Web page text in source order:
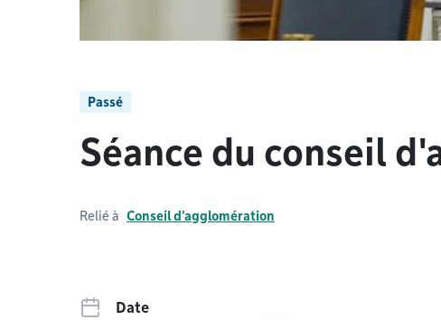
Passé
Séance du conseil
Relié à Conseil d'agglomération
Date